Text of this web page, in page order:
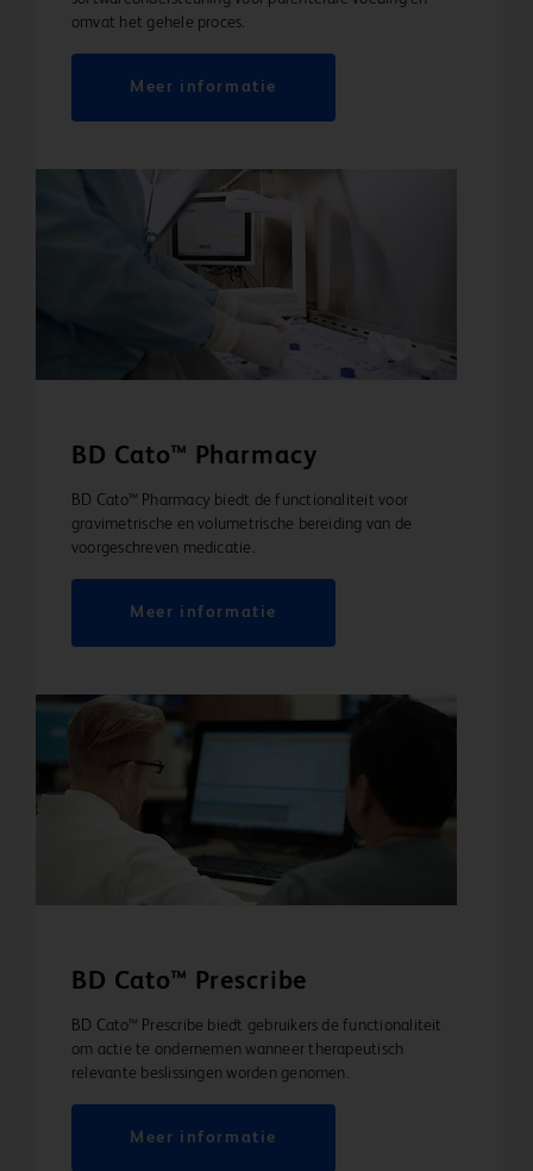
omvat het gehele proces.
Meer informatie
BD Cato™ Pharmacy
BD Cato™ Pharmacy biedt de functionaliteit voor
gravimetrische en volumetrische bereiding van de
voorgeschreven medicatie.
Meer informatie
BD Cato™ Prescribe
BD Cato™ Prescribe biedt gebruikers de functionaliteit
om actie te ondernemen wanneer therapeutisch
relevante beslissingen worden genomen.
Meer informatie